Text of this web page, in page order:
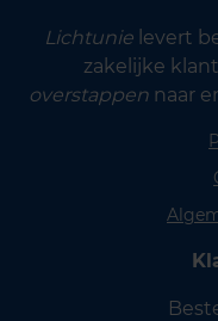
Lichtunielevert
zakelijke
overstappen naar